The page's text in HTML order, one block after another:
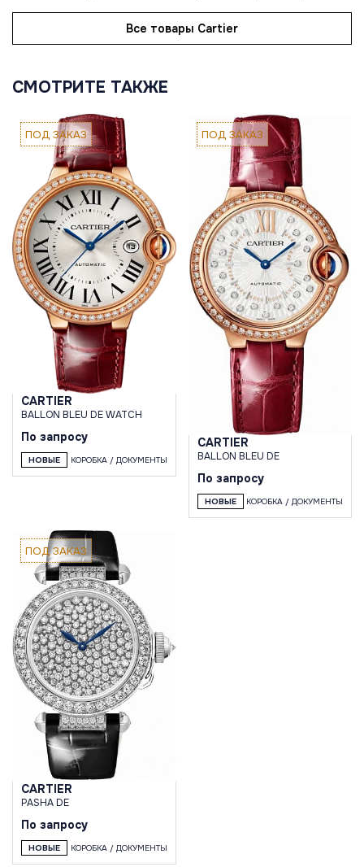
Все товары Cartier
СМОТРИТЕ ТАКЖЕ
ПОД ЗАКАЗ
CARTIER
BALLON BLEU DE WATCH
По запросу
НОВЫЕ КОРОБКА / ДОКУМЕНТЫ
ПОД ЗАКАЗ
CARTIER
BALLON BLEU DE
По запросу
НОВЫЕ КОРОБКА / ДОКУМЕНТЫ
ПОД ЗАКАЗ
CARTIER
PASHA DE
По запросу
НОВЫЕ КОРОБКА / ДОКУМЕНТЫ